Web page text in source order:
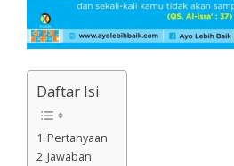
Daftar Isi
Pertanyaan
Jawaban